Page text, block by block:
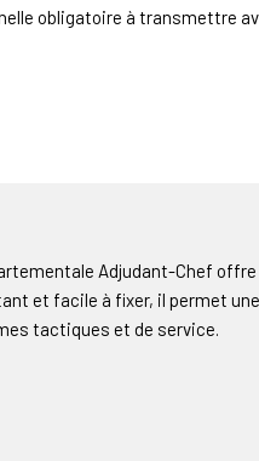
obligatoire à transmettre
Adjudant-Chef
et facile à fixer, il permet une
tactiques et de service.